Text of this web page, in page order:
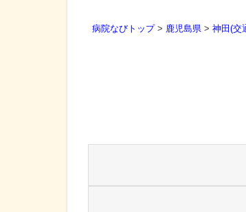
病院なびトップ> 鹿児島県 > 神田(交